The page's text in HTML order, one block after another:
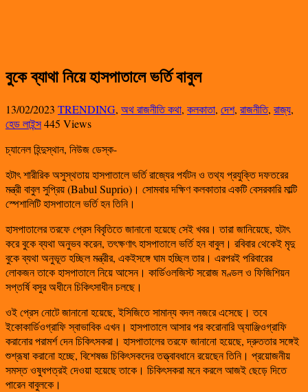
বুকে ব্যাথা নিয়ে হাসপাতালে ভর্তি বাবুল
13/02/2023 TRENDING, অথ রাজনীতি কথা, কলকাতা, দেশ, রাজনীতি, রাজ্য,
হেড লাইন্স445 Views
চ্যানেল হিন্দুস্থান, নিউজ ডেস্ক-
হটাৎ শারীরিক অসুস্থতায় হাসপাতালে ভর্তি রাজ্যের পর্যটন ও তথ্য প্রযুক্তি দফতরের
মন্ত্রী বাবুল সুপ্রিয় (Babul Suprio)। সোমবার দক্ষিণ কলকাতার একটি বেসরকারি মাল্টি
স্পেশালিটি হাসপাতালে ভর্তি হন তিনি।
হাসপাতালের তরফে প্রেস বিবৃতিতে জানানো হয়েছে সেই খবর। তারা জানিয়েছে, হটাৎ
করে বুকে ব্যথা অনুভব করেন, তৎক্ষণাৎ হাসপাতালে ভর্তি হন বাবুল। রবিবার থেকেই মৃদু
বুকে ব্যথা অনুভূত হচ্ছিল মন্ত্রীর, একইসঙ্গে ঘাম হচ্ছিল তার। এরপরই পরিবারের
লোকজন তাকে হাসপাতালে নিয়ে আসেন। কার্ডিওলজিস্ট সরোজ মণ্ডল ও ফিজিশিয়ন
সপ্তর্ষি বসুর অধীনে চিকিৎসাধীন চলছে।
ওই প্রেস নোটে জানানো হয়েছে, ইসিজিতে সামান্য বদল নজরে এসেছে। তবে
ইকোকার্ডিওগ্রাফি স্বাভাবিক এখন। হাসপাতালে আসার পর করোনারি অ্যাঞ্জিওগ্রাফি
করানোর পরামর্শ দেন চিকিৎসকরা। হাসপাতালের তরফে জানানো হয়েছে, দ্রুততার সঙ্গেই
শুশ্রূষা করানো হচ্ছে, বিশেষজ্ঞ চিকিৎসকদের তত্ত্বাবধানে রয়েছেন তিনি। প্রয়োজনীয়
সমস্ত ওষুধপত্রই দেওয়া হয়েছে তাকে। চিকিৎসকরা মনে করলে আজই ছেড়ে দিতে
পারেন বাবুলকে।